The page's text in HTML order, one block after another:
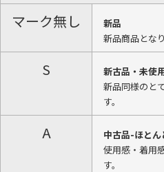
マーク無し
新品
新品商品となり
S
新古品・未使
新品同様のと
す。
A
中古品-ほとん
使用感・着用
す。